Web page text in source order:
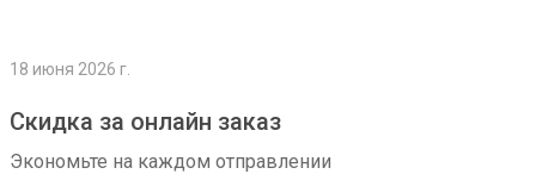
18 июня 2026 г.
Скидка за онлайн заказ
Экономьте на каждом отправлении